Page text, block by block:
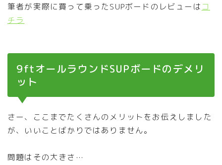
筆者が実際に買って乗ったSUPボードのレビューは コ
チラ
9ftオールラウンドSUPボードのデメリ
ット
さー、ここまでたくさんのメリットをお伝えしました
が、いいことばかりではありません。
問題はその大きさ…